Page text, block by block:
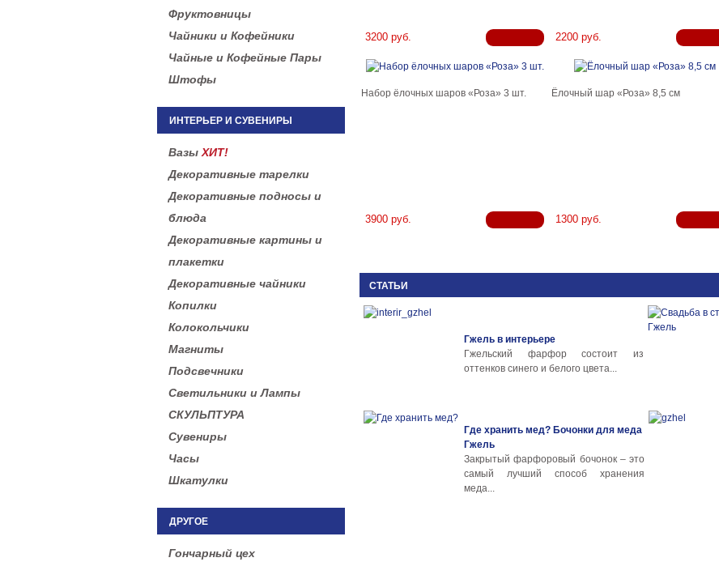
Фруктовницы
Чайники и Кофейники
Чайные и Кофейные Пары
Штофы
ИНТЕРЬЕР И СУВЕНИРЫ
Вазы ХИТ!
Декоративные тарелки
Декоративные подносы и
блюда
Декоративные картины и
плакетки
Декоративные чайники
Копилки
Колокольчики
Магниты
Подсвечники
Светильники и Лампы
СКУЛЬПТУРА
Сувениры
Часы
Шкатулки
ДРУГОЕ
Гончарный цех
3200 руб. 2200 руб.
Набор ёлочных шаров «Роза» 3 шт.
3900 руб.
Ёлочный шар «Роза» 8,5 см
1300 руб.
СТАТЬИ
Гжель в интерьере
Гжельский фарфор состоит из
оттенков синего и белого цвета...
Где хранить мед? Бочонки для меда
Гжель
Закрытый фарфоровый бочонок – это
самый лучший способ хранения
меда...